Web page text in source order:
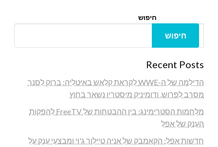
חיפוש
חיפוש
Recent Posts
הדילמה של ה-WWE לקראת קלאש באיטליה: ברוק לסנר
מסרב לפרוש, ודומיניק מיסטריו נשאר בחוץ
מלחמות הסטרימינג: בין ההבטחות של FreeTV להפקות
הענק של אפל
חדשות אפל: הקאמבק של אניה טיילור ג'וי ומבצעי ענק על